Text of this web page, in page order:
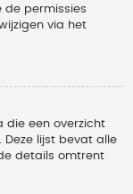
de permissies
via het
die een overzicht
lijst bevat alle
details omtrent